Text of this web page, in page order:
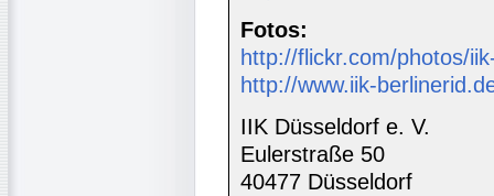
Fotos:
http://flickr.com/photos/
http://www.iik-
IIK Düsseldorf e. V.
Eulerstraße 50
40477 Düsseldorf